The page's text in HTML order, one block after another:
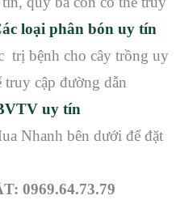
loại phân bón uy tín
trị bệnh cho cây trồng uy
cập đường dẫn
uy tín
Nhanh bên dưới để đặt
0969.64.73.79